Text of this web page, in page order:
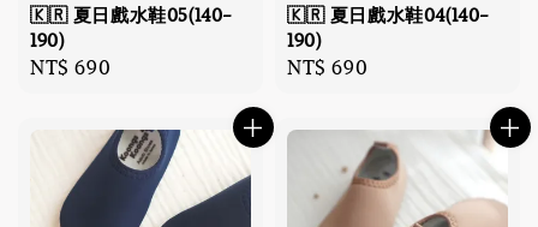
🇰🇷 夏日戲水鞋05(140-
190)
Regular
NT$ 690
🇰🇷 夏日戲水鞋04(140-
190)
Regular
NT$ 690